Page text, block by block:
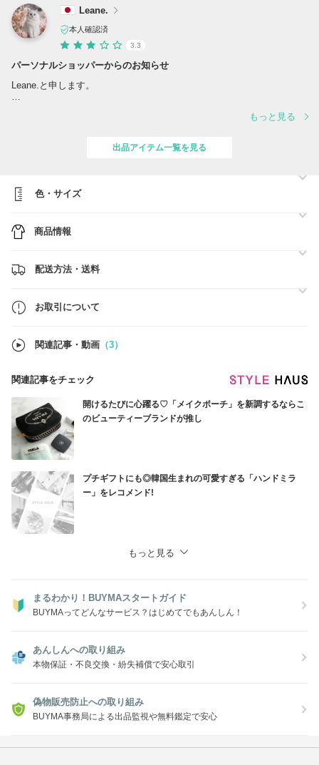
Leane.
本人確認済
3.3
パーソナルショッパーからのお知らせ
Leane.と申します。
お客さまとのご縁に感謝しながら、一つ一つのお取引を大切に、丁寧な
素敵なお買い物のお手伝いができましたら嬉しいです。どうぞごゆっく
●当店の掲載商品は全て各ブランドの検品を通過した「新品・未使用・
世界各国のブランド直営店・正規品取扱店より買い付けを行っており、
100％正規品ですので安心してお買い物をお楽しみください。
※ご注文の前に必ず【お取引について】をご一読ください。
気になる商品やご質問等ございましたら、お気軽にお問い合わせくださ
い。
もっと見る
出品アイテム一覧を見る
色・サイズ
商品情報
配送方法・送料
お取引について
関連記事・動画 （3）
関連記事をチェック
開けるたびに心躍る♡「メイクポーチ」を新調するならこ
のビューティーブランドが推し
プチギフトにも◎韓国生まれの可愛すぎる「ハンドミラ
ー」をレコメンド!
もっと見る
まるわかり！BUYMAスタートガイド
BUYMAってどんなサービス？はじめてでもあんしん！
あんしんへの取り組み
本物保証・不良交換・紛失補償で安心取引
偽物販売防止への取り組み
BUYMA事務局による出品監視や無料鑑定で安心